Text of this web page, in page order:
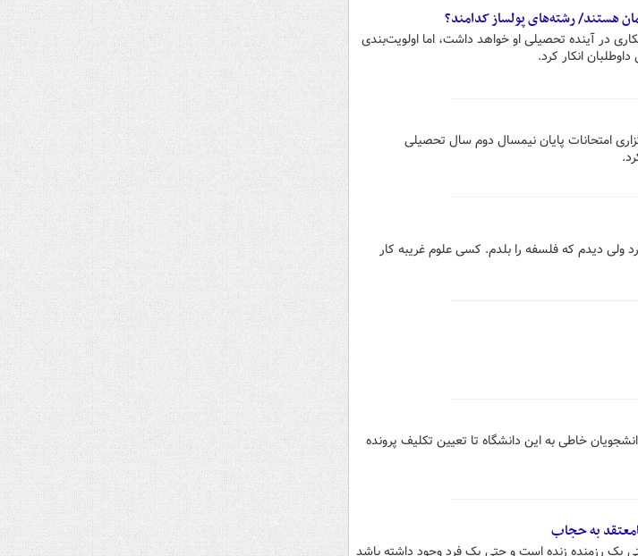
در آینده تحصیلی او خواهد داشت، اما اولویت‌بندی
انکار کرد.
امتحانات پایان نیمسال دوم سال تحصیلی
ولی دیدم که فلسفه را بلدم. کسی علوم غریبه کار
خاطی به این دانشگاه تا تعیین تکلیف پرونده
یک رزمنده زنده است و حتی یک فرد وجود داشته باشد